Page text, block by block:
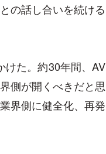
の話し合いを続ける
けた。約30年間、AV
側が開くべきだと思
界側に健全化、再発